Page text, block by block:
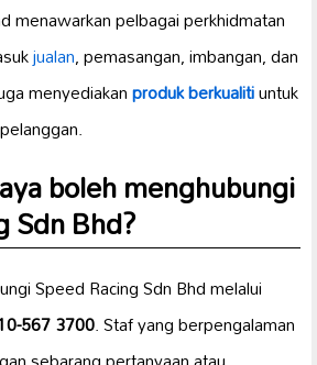
menawarkan pelbagai perkhidmatan
jualan, pemasangan, imbangan, dan
menyediakanproduk berkualitiuntuk
boleh menghubungi
Sdn Bhd?
Speed Racing Sdn Bhd melalui
567 3700. Staf yang berpengalaman